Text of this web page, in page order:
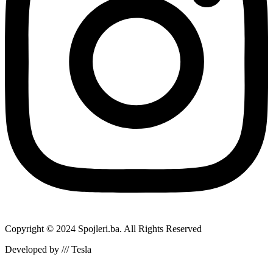
Copyright © 2024 Spojleri.ba. All Rights Reserved
Developed by /// Tesla